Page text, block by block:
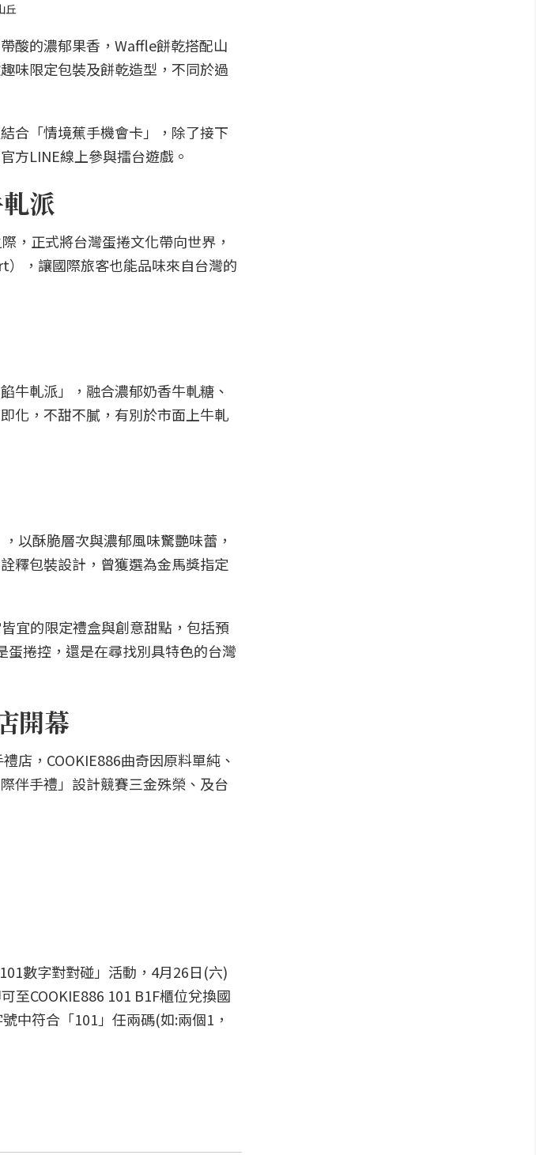
丘
酸的濃郁果香，Waffle餅乾搭配山
味限定包裝及餅乾造型，不同於過
合「情境蕉手機會卡」，除了接下
方LINE線上參與擂台遊戲。
派
，正式將台灣蛋捲文化帶向世界，
，讓國際旅客也能品味來自台灣的
牛軋派」，融合濃郁奶香牛軋糖、
化，不甜不膩，有別於市面上牛軋
以酥脆層次與濃郁風味驚艷味蕾，
釋包裝設計，曾獲選為金馬獎指定
宜的限定禮盒與創意甜點，包括預
捲控，還是在尋找別具特色的台灣
開幕
店，COOKIE886曲奇因原料單純、
伴手禮」設計競賽三金殊榮、及台
數字對對碰」活動，4月26日(六)
至COOKIE886 101 B1F櫃位兌換國
中符合「101」任兩碼(如:兩個1，